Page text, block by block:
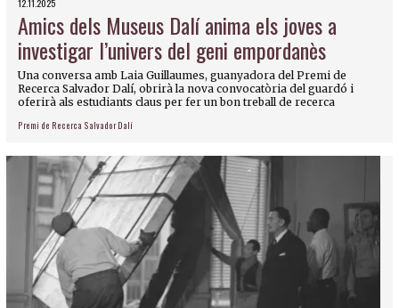
12.11.2025
Amics dels Museus Dalí anima els joves a
investigar l’univers del geni empordanès
Una conversa amb Laia Guillaumes, guanyadora del Premi de
Recerca Salvador Dalí, obrirà la nova convocatòria del guardó i
oferirà als estudiants claus per fer un bon treball de recerca
Premi de Recerca Salvador Dalí